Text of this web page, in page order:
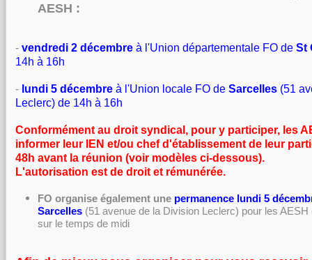
AESH :
- vendredi 2 décembre à l'Union départementale FO de St
14h à 16h
- lundi 5 décembre à l'Union locale FO de Sarcelles (51
Leclerc) de 14h à 16h
Conformément au droit syndical, pour y participer, les
informer leur IEN et/ou chef d'établissement de leur
48h avant la réunion (voir modèles ci-dessous).
L'autorisation est de droit et rémunérée.
FO organise également une permanence lundi 5
Sarcelles (51 avenue de la Division Leclerc) pour les AESH
sur le temps de midi